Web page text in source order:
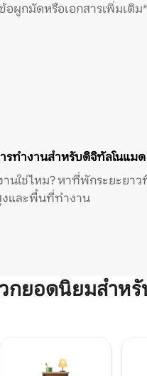
อผูกมัดหรือเอกสารเพิ่มเติม*
รทำงานสำหรับดิจิทัลโนแมด
นใช่ไหม? หาที่พักระยะยาว
งและพื้นที่ทำงาน
กยอดนิยมสำห